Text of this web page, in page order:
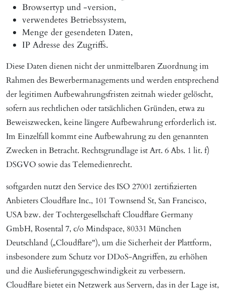
Browsertyp und -version,
verwendetes Betriebssystem,
Menge der gesendeten Daten,
IP Adresse des Zugriffs.
Diese Daten dienen nicht der unmittelbaren Zuordnung im
Rahmen des Bewerbermanagements und werden entsprechend
der legitimen Aufbewahrungsfristen zeitnah wieder gelöscht,
sofern aus rechtlichen oder tatsächlichen Gründen, etwa zu
Beweiszwecken, keine längere Aufbewahrung erforderlich ist.
Im Einzelfall kommt eine Aufbewahrung zu den genannten
Zwecken in Betracht. Rechtsgrundlage ist Art. 6 Abs. 1 lit. f)
DSGVO sowie das Telemedienrecht.
softgarden nutzt den Service des ISO 27001 zertifizierten
Anbieters Cloudflare Inc., 101 Townsend St, San Francisco,
USA bzw. der Tochtergesellschaft Cloudflare Germany
GmbH, Rosental 7, c/o Mindspace, 80331 München
Deutschland („Cloudflare"), um die Sicherheit der Plattform,
insbesondere zum Schutz vor DDoS-Angriffen, zu erhöhen
und die Auslieferungsgeschwindigkeit zu verbessern.
Cloudflare bietet ein Netzwerk aus Servern, das in der Lage ist,